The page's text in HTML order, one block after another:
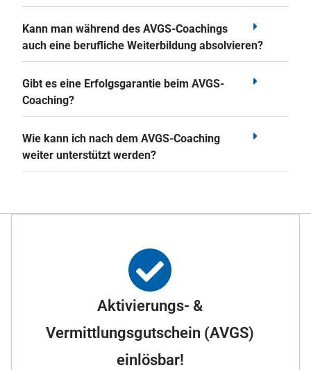
Kann man während des AVGS-Coachings
auch eine berufliche Weiterbildung absolvieren?
Gibt es eine Erfolgsgarantie beim AVGS-
Coaching?
Wie kann ich nach dem AVGS-Coaching
weiter unterstützt werden?
Aktivierungs- &
Vermittlungsgutschein (AVGS)
einlösbar!